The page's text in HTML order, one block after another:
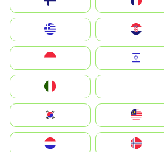
Magyarország
South Korea